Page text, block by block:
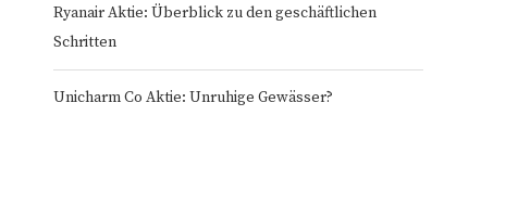
Ryanair Aktie: Überblick zu den geschäftlichen
Schritten
Unicharm Co Aktie: Unruhige Gewässer?